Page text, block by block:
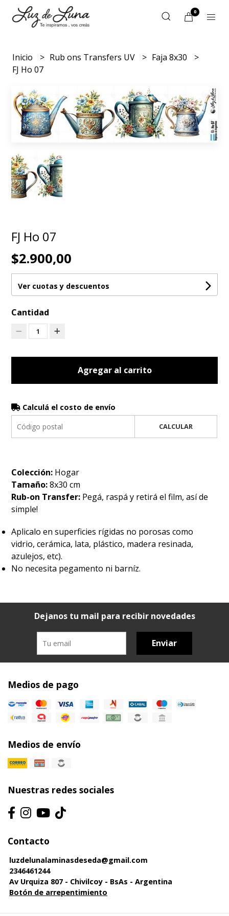
0
Inicio Rub ons Transfers UV
Faja 8x30
FJ Ho 07
FJ Ho 07
$2.900,00
Ver cuotas y descuentos
Cantidad
1
Agregar al carrito
Calculá el costo de envío
CALCULAR
Colección: Hogar
Tamaño:8x30 cm
Rub-on Transfer: Pegá, raspá y retirá el film, así de
simple!
Aplicalo en superficies rígidas no porosas como
vidrio, cerámica, lata, plástico, madera resinada,
azulejos, etc).
No necesita pegamento ni barníz.
Dejanos tu mail para recibir novedades
Enviar
Medios de pago
Medios de envío
Nuestras redes sociales
Contacto
luzdelunalaminasdeseda@gmail.com
2346461244
Av Urquiza 807 - Chivilcoy - BsAs - Argentina
Botón de arrepentimiento